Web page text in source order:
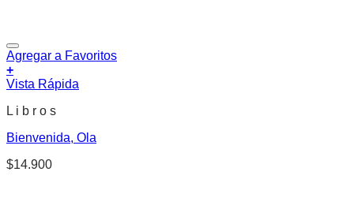
Agregar a Favoritos
+
Vista Rápida
L i b r o s
Bienvenida, Ola
$14.900